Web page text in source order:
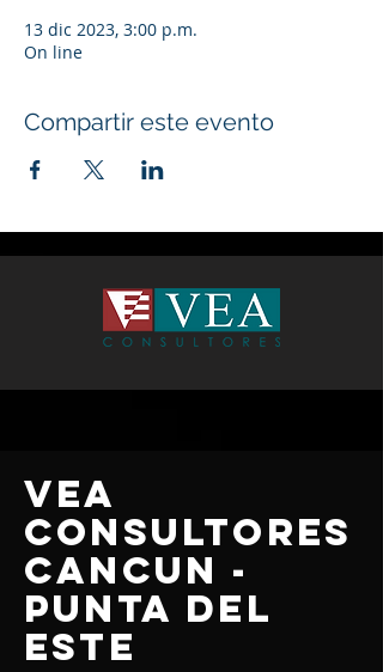
13 dic 2023, 3:00 p.m.
On line
Compartir este evento
VEA
CONSULTORES
CANCUN -
PUNTA DEL
ESTE